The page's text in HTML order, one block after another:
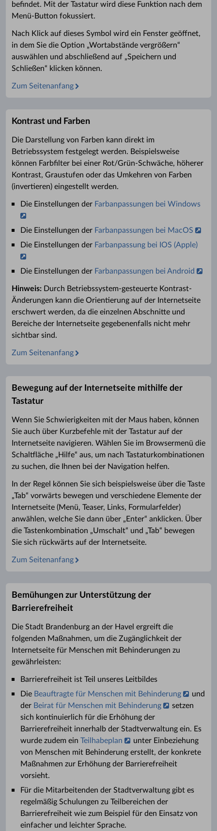
befindet. Mit der Tastatur wird diese Funktion nach dem
Menü-Button fokussiert.
Nach Klick auf dieses Symbol wird ein Fenster geöffnet,
in dem Sie die Option „Wortabstände vergrößern“
auswählen und abschließend auf „Speichern und
Schließen“ klicken können.
Zum Seitenanfang
Kontrast und Farben
Die Darstellung von Farben kann direkt im
Betriebssystem festgelegt werden. Beispielsweise
können Farbfilter bei einer Rot/Grün-Schwäche, höherer
Kontrast, Graustufen oder das Umkehren von Farben
(invertieren) eingestellt werden.
Die Einstellungen der Farbanpassungen bei Windows
Die Einstellungen der Farbanpassungen bei MacOS
Die Einstellungen der Farbanpassung bei IOS (Apple)
Die Einstellungen der Farbanpassungen bei Android
Hinweis: Durch Betriebssystem-gesteuerte Kontrast-
Änderungen kann die Orientierung auf der Internetseite
erschwert werden, da die einzelnen Abschnitte und
Bereiche der Internetseite gegebenenfalls nicht mehr
sichtbar sind.
Zum Seitenanfang
Bewegung auf der Internetseite mithilfe der
Tastatur
Wenn Sie Schwierigkeiten mit der Maus haben, können
Sie auch über Kurzbefehle mit der Tastatur auf der
Internetseite navigieren. Wählen Sie im Browsermenü die
Schaltfläche „Hilfe“ aus, um nach Tastaturkombinationen
zu suchen, die Ihnen bei der Navigation helfen.
In der Regel können Sie sich beispielsweise über die Taste
„Tab“ vorwärts bewegen und verschiedene Elemente der
Internetseite (Menü, Teaser, Links, Formularfelder)
anwählen, welche Sie dann über „Enter“ anklicken. Über
die Tastenkombination „Umschalt“ und „Tab“ bewegen
Sie sich rückwärts auf der Internetseite.
Zum Seitenanfang
Bemühungen zur Unterstützung der
Barrierefreiheit
Die Stadt Brandenburg an der Havel ergreift die
folgenden Maßnahmen, um die Zugänglichkeit der
Internetseite für Menschen mit Behinderungen zu
gewährleisten:
Barrierefreiheit ist Teil unseres Leitbildes
Die Beauftragte für Menschen mit Behinderung
und
der Beirat für Menschen mit Behinderung
setzen
sich kontinuierlich für die Erhöhung der
Barrierefreiheit innerhalb der Stadtverwaltung ein. Es
wurde zudem ein Teilhabeplan
unter Einbeziehung
von Menschen mit Behinderung erstellt, der konkrete
Maßnahmen zur Erhöhung der Barrierefreiheit
vorsieht.
Für die Mitarbeitenden der Stadtverwaltung gibt es
regelmäßig Schulungen zu Teilbereichen der
Barrierefreiheit wie zum Beispiel für den Einsatz von
einfacher und leichter Sprache.